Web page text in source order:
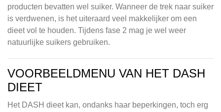
producten bevatten wel suiker. Wanneer de trek naar suiker
is verdwenen, is het uiteraard veel makkelijker om een
dieet vol te houden. Tijdens fase 2 mag je wel weer
natuurlijke suikers gebruiken.
VOORBEELDMENU VAN HET DASH
DIEET
Het DASH dieet kan, ondanks haar beperkingen, toch erg